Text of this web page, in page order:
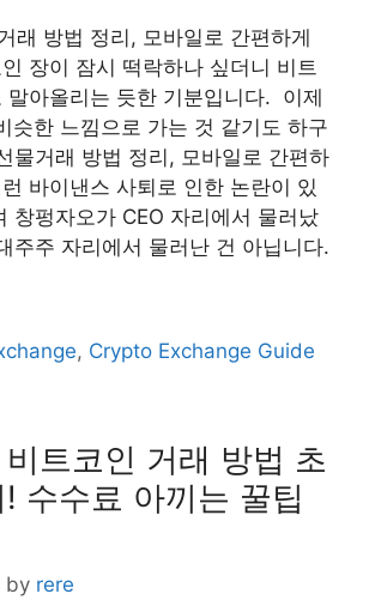
래 방법 정리, 모바일로 간편하게
장이 잠시 떡락하나 싶더니 비트
말아올리는 듯한 기분입니다. ​ 이제
슷한 느낌으로 가는 것 같기도 하구
물거래 방법 정리, 모바일로 간편하
바이낸스 사퇴로 인한 논란이 있
창펑자오가 CEO 자리에서 물러났
주주 자리에서 물러난 건 아닙니다.
, Crypto Exchange Guide
트코인 거래 방법 초
수수료 아끼는 꿀팁
by rere